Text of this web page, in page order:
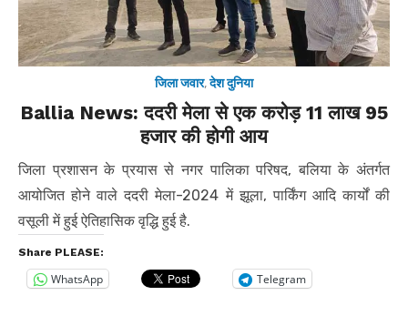
जिला जवार,देश दुनिया
Ballia News: ददरी मेला से एक करोड़ 11 लाख 95
हजार की होगी आय
जिला प्रशासन के प्रयास से नगर पालिका परिषद, बलिया के अंतर्गत
आयोजित होने वाले ददरी मेला-2024 में झूला, पार्किंग आदि कार्यों की
वसूली में हुई ऐतिहासिक वृद्धि हुई है.
Share PLEASE:
WhatsApp Telegram